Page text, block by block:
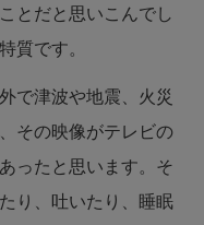
とだと思いこんでし
質です。
で津波や地震、火災
その映像がテレビの
ったと思います。そ
り、吐いたり、睡眠